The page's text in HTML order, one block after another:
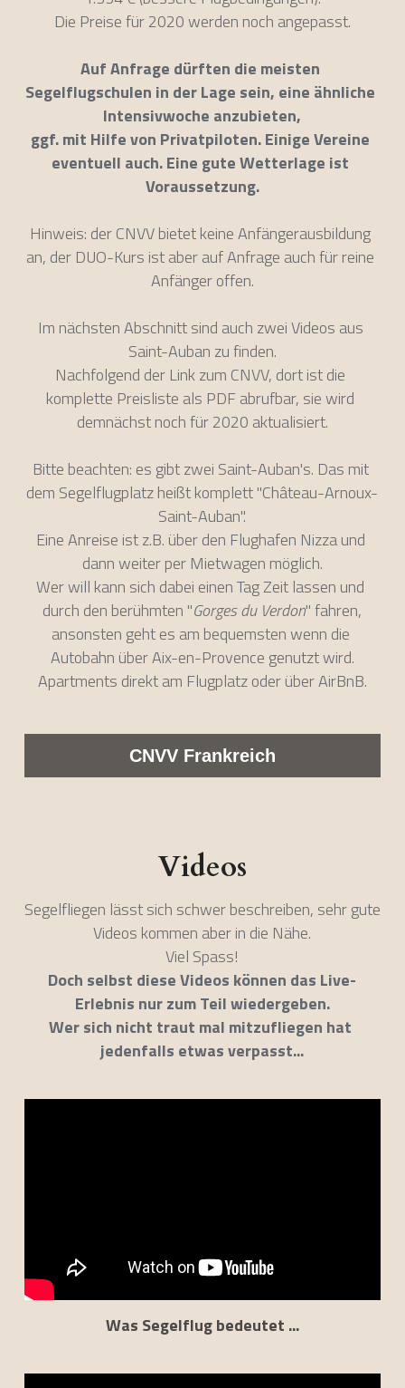
Die Preise für 2020 werden noch angepasst.
Auf Anfrage dürften die meisten
Segelflugschulen in der Lage sein, eine ähnliche
Intensivwoche anzubieten,
ggf. mit Hilfe von Privatpiloten. Einige Vereine
eventuell auch. Eine gute Wetterlage ist
Voraussetzung.
Hinweis: der CNVV bietet keine Anfängerausbildung
an, der DUO-Kurs ist aber auf Anfrage auch für reine
Anfänger offen.
Im nächsten Abschnitt sind auch zwei Videos aus
Saint-Auban zu finden.
Nachfolgend der Link zum CNVV, dort ist die
komplette Preisliste als PDF abrufbar, sie wird
demnächst noch für 2020 aktualisiert.
Bitte beachten: es gibt zwei Saint-Auban's. Das mit
dem Segelflugplatz heißt komplett "Château-Arnoux-
Saint-Auban".
Eine Anreise ist z.B. über den Flughafen Nizza und
dann weiter per Mietwagen möglich.
Wer will kann sich dabei einen Tag Zeit lassen und
durch den berühmten "Gorges du Verdon" fahren,
ansonsten geht es am bequemsten wenn die
Autobahn über Aix-en-Provence genutzt wird.
Apartments direkt am Flugplatz oder über AirBnB.
CNVV Frankreich
Videos
Segelfliegen lässt sich schwer beschreiben, sehr gute
Videos kommen aber in die Nähe.
Viel Spass!
Doch selbst diese Videos können das Live-
Erlebnis nur zum Teil wiedergeben.
Wer sich nicht traut mal mitzufliegen hat
jedenfalls etwas verpasst...
Was Segelflug bedeutet ...